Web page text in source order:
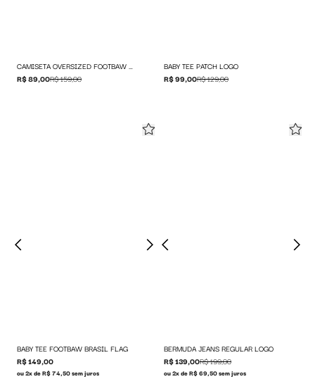
CAMISETA OVERSIZED FOOTBAW UNITED
R$ 89,00R$ 159,00
BABY TEE PATCH LOGO
R$ 99,00R$ 129,00
BABY TEE FOOTBAW BRASIL FLAG
R$ 149,00
ou 2x de R$ 74,50 sem juros
BERMUDA JEANS REGULAR LOGO
R$ 139,00R$ 199,00
ou 2x de R$ 69,50 sem juros